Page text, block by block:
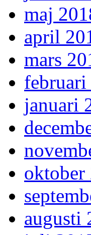
maj
april
mars
februari
januari
oktober
augusti